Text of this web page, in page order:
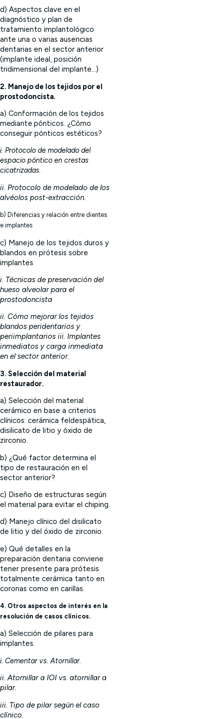
d) Aspectos clave en el
diagnóstico y plan de
tratamiento implantológico
ante una o varias ausencias
dentarias en el sector anterior
(implante ideal, posición
tridimensional del implante…)
2. Manejo de los tejidos por el
prostodoncista.
a) Conformación de los tejidos
mediante pónticos. ¿Cómo
conseguir pónticos estéticos?
i. Protocolo de modelado del
espacio póntico en crestas
cicatrizadas.
ii. Protocolo de modelado de los
alvéolos post-extracción.
b) Diferencias y relación entre dientes
e implantes
c) Manejo de los tejidos duros y
blandos en prótesis sobre
implantes
i. Técnicas de preservación del
hueso alveolar para el
prostodoncista
ii. Cómo mejorar los tejidos
blandos peridentarios y
periimplantarios iii. Implantes
inmediatos y carga inmediata
en el sector anterior.
3. Selección del material
restaurador.
a) Selección del material
cerámico en base a criterios
clínicos: cerámica feldespática,
disilicato de litio y óxido de
zirconio.
b) ¿Qué factor determina el
tipo de restauración en el
sector anterior?
c) Diseño de estructuras según
el material para evitar el chiping.
d) Manejo clínico del disilicato
de litio y del óxido de zirconio.
e) Qué detalles en la
preparación dentaria conviene
tener presente para prótesis
totalmente cerámica tanto en
coronas como en carillas.
4. Otros aspectos de interés en la
resolución de casos clínicos.
a) Selección de pilares para
implantes.
i. Cementar vs. Atornillar.
ii. Atornillar a IOI vs. atornillar a
pilar.
iii. Tipo de pilar según el caso
clínico.